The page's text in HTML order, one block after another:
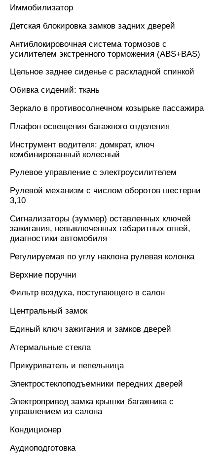
Иммобилизатор
Детская блокировка замков задних дверей
Антиблокировочная система тормозов с
усилителем экстренного торможения (ABS+BAS)
Цельное заднее сиденье с раскладной спинкой
Обивка сидений: ткань
Зеркало в противосолнечном козырьке пассажира
Плафон освещения багажного отделения
Инструмент водителя: домкрат, ключ
комбинированный колесный
Рулевое управление с электроусилителем
Рулевой механизм с числом оборотов шестерни
3,10
Сигнализаторы (зуммер) оставленных ключей
зажигания, невыключенных габаритных огней,
диагностики автомобиля
Регулируемая по углу наклона рулевая колонка
Верхние поручни
Фильтр воздуха, поступающего в салон
Центральный замок
Единый ключ зажигания и замков дверей
Атермальные стекла
Прикуриватель и пепельница
Электростеклоподъемники передних дверей
Электропривод замка крышки багажника с
управлением из салона
Кондиционер
Аудиоподготовка